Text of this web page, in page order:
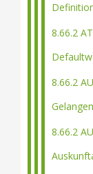
8.66.2
8.66.2
8.66.2